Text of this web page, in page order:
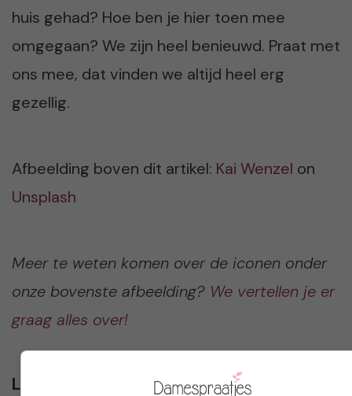
huis gehad? Hoe ben je hier toen mee
omgegaan? We zijn heel benieuwd. Praat met
ons mee, dat vinden we altijd heel erg
gezellig.
Afbeelding boven dit artikel: Kai Wenzel on
Unsplash
Meer te weten komen over de iconen onder
onze bovenste afbeelding? We vertellen je er
graag alles over!
Lees verder...